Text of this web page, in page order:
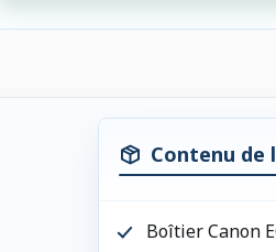
Contenu de
Boîtier Canon